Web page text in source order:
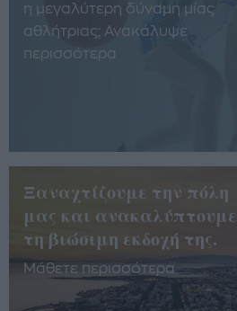
η μεγαλύτερη δύναμη μίας
αθλήτριας; Ανακάλυψε
περισσότερα
Ξαναχτίζουμε την πόλη
μας και ανακαλύπτουμε
τη βιώσιμη εκδοχή της.
Μάθετε περισσότερα